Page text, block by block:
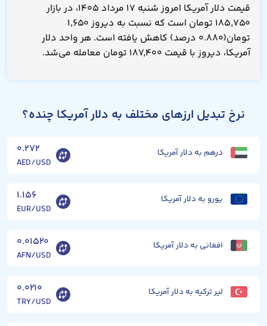
قیمت دلار آمریکا امروز شنبه ۱۷ مرداد ۱۴۰۵، در بازار
۱۸۵,۷۵۰ تومان است که نسبت به دیروز ۱,۶۵۰
تومان(۰.۸۸۰ درصد) کاهش یافته است. هر واحد دلار
آمریکا، دیروز با قیمت ۱۸۷,۴۰۰ تومان معامله می‌شد.
نرخ تبدیل ارزهای مختلف به دلار آمریکا چنده؟
درهم به دلار آمریکا ۰.۲۷۲
AED/USD
یورو به دلار آمریکا ۱.۱۵۶
EUR/USD
افغانی به دلار آمریکا ۰.۰۱۵۲۰
AFN/USD
لیر ترکیه به دلار آمریکا ۰.۰۲۱۰
TRY/USD